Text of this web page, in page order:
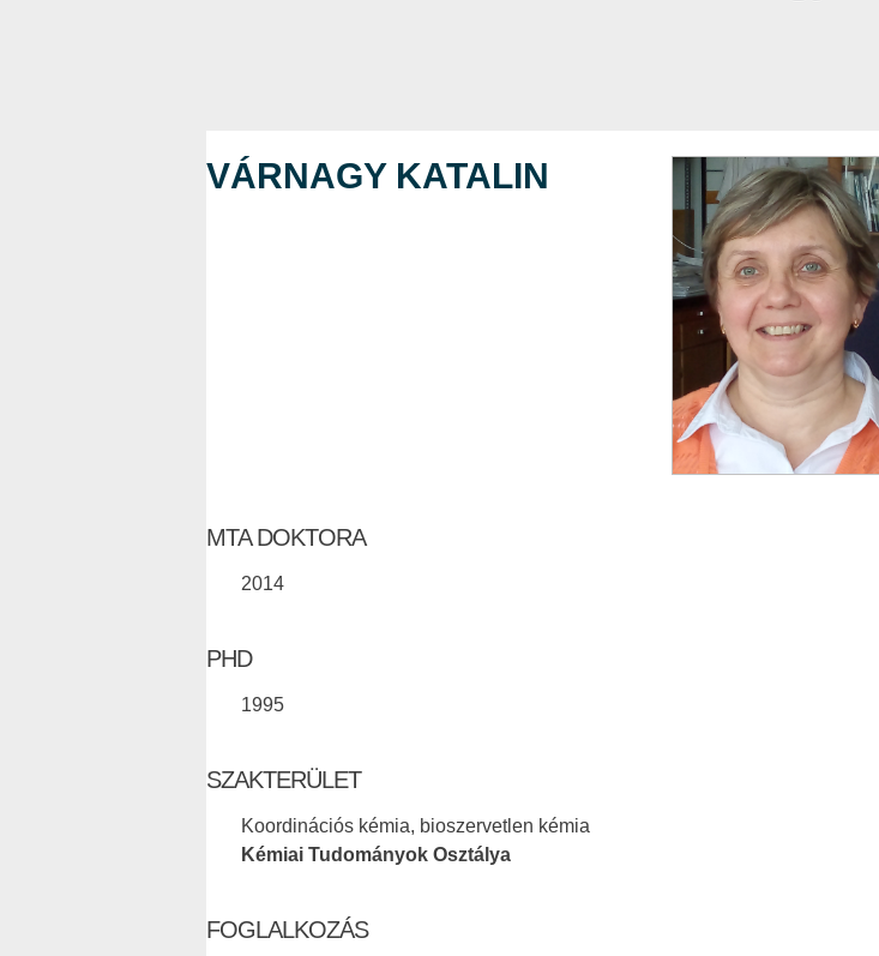
VÁRNAGY KATALIN
MTA DOKTORA
2014
PHD
1995
SZAKTERÜLET
Koordinációs kémia, bioszervetlen kémia
Kémiai Tudományok Osztálya
FOGLALKOZÁS